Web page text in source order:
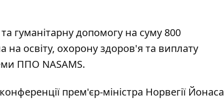
гуманітарну допомогу на суму 800
на освіту, охорону здоров'я та виплату
ППО NASAMS.
прем'єр-міністра Норвегії Йонаса